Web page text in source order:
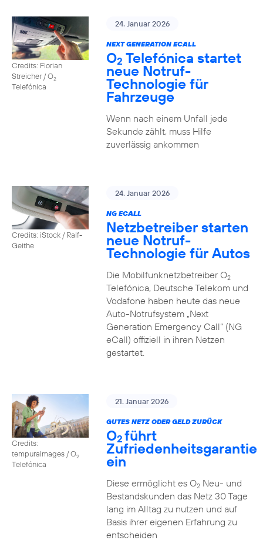
Credits: Florian
Streicher / O2
Telefónica
24. Januar 2026
NEXT GENERATION ECALL
O2 Telefónica startet
neue Notruf-
Technologie für
Fahrzeuge
Wenn nach einem Unfall jede
Sekunde zählt, muss Hilfe
zuverlässig ankommen
Credits: iStock / Ralf-
Geithe
24. Januar 2026
NG ECALL
Netzbetreiber starten
neue Notruf-
Technologie für Autos
Die Mobilfunknetzbetreiber O2
Telefónica, Deutsche Telekom und
Vodafone haben heute das neue
Auto-Notrufsystem „Next
Generation Emergency Call“ (NG
eCall) offiziell in ihren Netzen
gestartet.
Credits:
tempuraImages / O2
Telefónica
21. Januar 2026
GUTES NETZ ODER GELD ZURÜCK
O2führt
Zufriedenheitsgarantie
ein
Diese ermöglicht es O2Neu- und
Bestandskunden das Netz 30 Tage
lang im Alltag zu nutzen und auf
Basis ihrer eigenen Erfahrung zu
entscheiden